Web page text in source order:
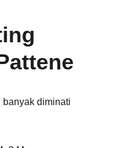
banyak diminati